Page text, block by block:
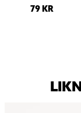
79 KR